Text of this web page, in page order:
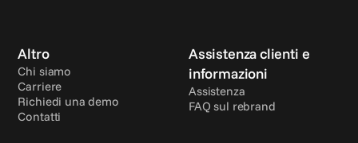
Altro
Chi siamo
Carriere
Richiedi una demo
Contatti
Assistenza clienti e
informazioni
Assistenza
FAQ sul rebrand